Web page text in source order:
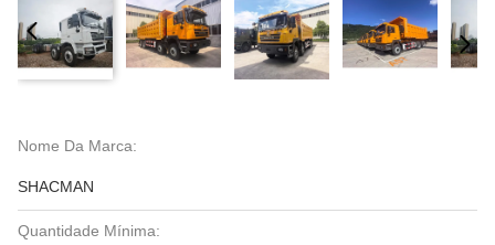
Nome Da Marca:
SHACMAN
Quantidade Mínima: